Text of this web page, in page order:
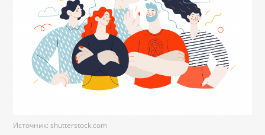
Источник: shutterstock.com